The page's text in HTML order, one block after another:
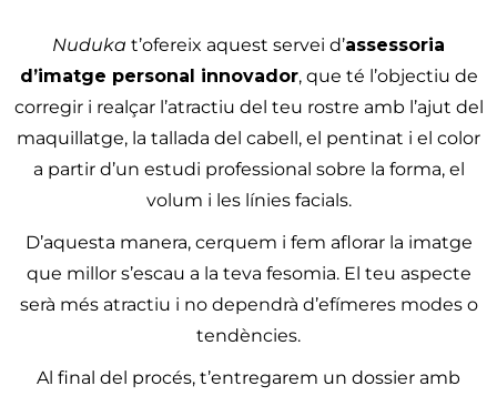
Nuduka t’ofereix aquest servei d’assessoria
d’imatge personal innovador, que té l’objectiu de
corregir i realçar l’atractiu del teu rostre amb l’ajut del
maquillatge, la tallada del cabell, el pentinat i el color
a partir d’un estudi professional sobre la forma, el
volum i les línies facials.
D’aquesta manera, cerquem i fem aflorar la imatge
que millor s’escau a la teva fesomia. El teu aspecte
serà més atractiu i no dependrà d’efímeres modes o
tendències.
Al final del procés, t’entregarem un dossier amb